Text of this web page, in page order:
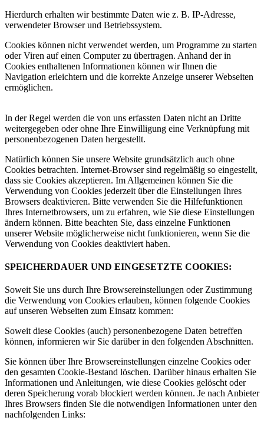
Hierdurch erhalten wir bestimmte Daten wie z. B. IP-Adresse,
verwendeter Browser und Betriebssystem.
Cookies können nicht verwendet werden, um Programme zu starten
oder Viren auf einen Computer zu übertragen. Anhand der in
Cookies enthaltenen Informationen können wir Ihnen die
Navigation erleichtern und die korrekte Anzeige unserer Webseiten
ermöglichen.
In der Regel werden die von uns erfassten Daten nicht an Dritte
weitergegeben oder ohne Ihre Einwilligung eine Verknüpfung mit
personenbezogenen Daten hergestellt.
Natürlich können Sie unsere Website grundsätzlich auch ohne
Cookies betrachten. Internet-Browser sind regelmäßig so eingestellt,
dass sie Cookies akzeptieren. Im Allgemeinen können Sie die
Verwendung von Cookies jederzeit über die Einstellungen Ihres
Browsers deaktivieren. Bitte verwenden Sie die Hilfefunktionen
Ihres Internetbrowsers, um zu erfahren, wie Sie diese Einstellungen
ändern können. Bitte beachten Sie, dass einzelne Funktionen
unserer Website möglicherweise nicht funktionieren, wenn Sie die
Verwendung von Cookies deaktiviert haben.
SPEICHERDAUER UND EINGESETZTE COOKIES:
Soweit Sie uns durch Ihre Browsereinstellungen oder Zustimmung
die Verwendung von Cookies erlauben, können folgende Cookies
auf unseren Webseiten zum Einsatz kommen:
Soweit diese Cookies (auch) personenbezogene Daten betreffen
können, informieren wir Sie darüber in den folgenden Abschnitten.
Sie können über Ihre Browsereinstellungen einzelne Cookies oder
den gesamten Cookie-Bestand löschen. Darüber hinaus erhalten Sie
Informationen und Anleitungen, wie diese Cookies gelöscht oder
deren Speicherung vorab blockiert werden können. Je nach Anbieter
Ihres Browsers finden Sie die notwendigen Informationen unter den
nachfolgenden Links: